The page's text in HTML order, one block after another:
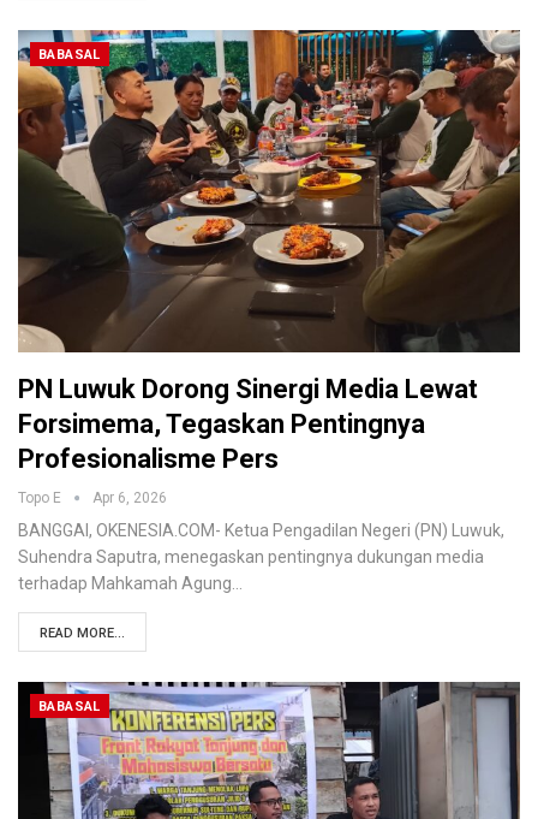
BABASAL
PN Luwuk Dorong Sinergi Media Lewat
Forsimema, Tegaskan Pentingnya
Profesionalisme Pers
Topo E Apr 6, 2026
BANGGAI, OKENESIA.COM- Ketua Pengadilan Negeri (PN) Luwuk,
Suhendra Saputra, menegaskan pentingnya dukungan media
terhadap Mahkamah Agung…
READ MORE...
BABASAL